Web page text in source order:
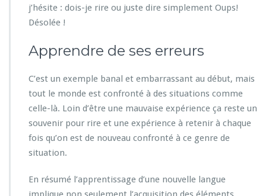
j’hésite : dois-je rire ou juste dire simplement Oups!
Désolée !
Apprendre de ses erreurs
C’est un exemple banal et embarrassant au début, mais
tout le monde est confronté à des situations comme
celle-là. Loin d’être une mauvaise expérience ça reste un
souvenir pour rire et une expérience à retenir à chaque
fois qu’on est de nouveau confronté à ce genre de
situation.
En résumé l’apprentissage d’une nouvelle langue